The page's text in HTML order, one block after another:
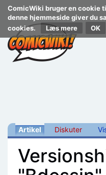
ComicWiki bruger en cookie
denne hjemmeside giver du
cookies.
Læs mere
Artikel Diskuter